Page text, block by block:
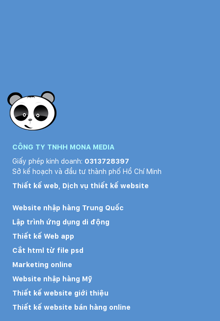
CÔNG TY TNHH MONA MEDIA
Giấy phép kinh doanh: 0313728397
Sở kế hoạch và đầu tư thành phố Hồ Chí Minh
Thiết kế web, Dịch vụ thiết kế website
Website nhập hàng Trung Quốc
Lập trình ứng dụng di động
Thiết kế Web app
Cắt html từ file psd
Marketing online
Website nhập hàng Mỹ
Thiết kế website giới thiệu
Thiết kế website bán hàng online